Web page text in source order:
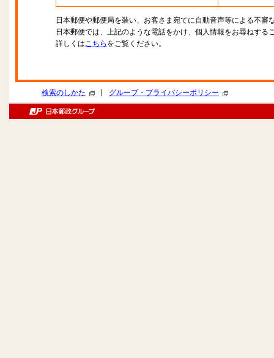
日本郵便や郵便局を装い、お客さま宛てに自動音声等による不審
日本郵便では、上記のような電話をかけ、個人情報をお尋ねする
詳しくはこちら をご覧ください。
検索のしかた グループ・プライバシーポリシー